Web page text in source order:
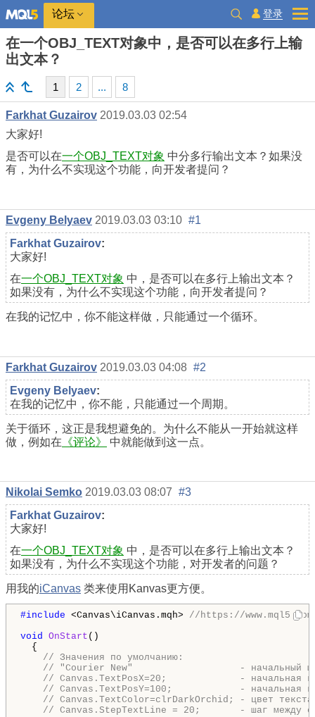
论坛 登录
在一个OBJ_TEXT对象中，是否可以在多行上输
出文本？
1 2 ... 8
Farkhat Guzairov 2019.03.03 02:54
大家好!
是否可以在一个OBJ_TEXT对象 中分多行输出文本？如果没
有，为什么不实现这个功能，向开发者提问？
Evgeny Belyaev 2019.03.03 03:10 #1
Farkhat Guzairov:
大家好!
在一个OBJ_TEXT对象 中，是否可以在多行上输出文本？
如果没有，为什么不实现这个功能，向开发者提问？
在我的记忆中，你不能这样做，只能通过一个循环。
Farkhat Guzairov 2019.03.03 04:08 #2
Evgeny Belyaev:
在我的记忆中，你不能，只能通过一个周期。
关于循环，这正是我想避免的。为什么不能从一开始就这样
做，例如在 《评论》 中就能做到这一点。
Nikolai Semko 2019.03.03 08:07 #3
Farkhat Guzairov:
大家好!
在一个OBJ_TEXT对象 中，是否可以在多行上输出文本？
如果没有，为什么不实现这个功能，对开发者的问题？
用我的iCanvas 类来使用Kanvas更方便。
#include <Canvas\iCanvas.mqh> //https://
void OnStart ()
{
// Значения по умолчанию:
// "Courier New"                   - начальный
// Canvas.TextPosX=20;             - начальная
// Canvas.TextPosY=100;            - начальная
// Canvas.TextColor=clrDarkOrchid; - цвет текста
// Canvas.StepTextLine = 20;       - шаг между